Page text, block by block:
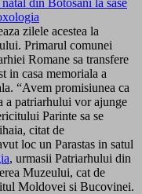
zilele acestea la
Primarul comunei
Romane sa transfere
in casa memoriala a
“Avem promisiunea ca
a patriarhului vor ajunge
Parinte sa se
citat de
loc un Parastas in satul
, urmasii Patriarhului din
Muzeului, cat de
Moldovei si Bucovinei.